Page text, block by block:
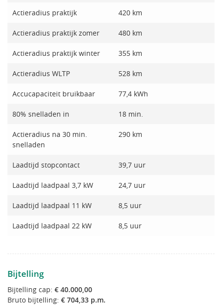
Actieradius praktijk 420 km
Actieradius praktijk zomer 480 km
Actieradius praktijk winter 355 km
Actieradius WLTP 528 km
Accucapaciteit bruikbaar 77,4 kWh
80% snelladen in 18 min.
Actieradius na 30 min.
snelladen
290 km
Laadtijd stopcontact 39,7 uur
Laadtijd laadpaal 3,7 kW 24,7 uur
Laadtijd laadpaal 11 kW 8,5 uur
Laadtijd laadpaal 22 kW 8,5 uur
Bijtelling
Bijtelling cap: € 40.000,00
Bruto bijtelling: € 704,33 p.m.